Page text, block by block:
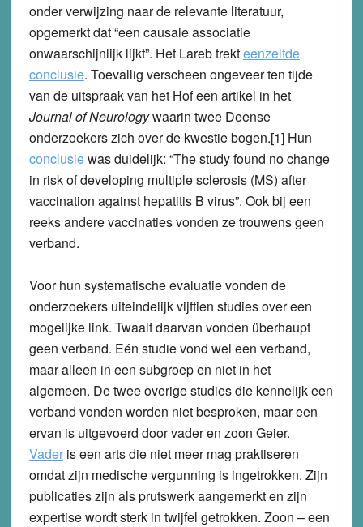
onder verwijzing naar de relevante literatuur,
opgemerkt dat “een causale associatie
onwaarschijnlijk lijkt”. Het Lareb trekteenzelfde
conclusie. Toevallig verscheen ongeveer ten tijde
van de uitspraak van het Hof een artikel in het
Journal of Neurologywaarin twee Deense
onderzoekers zich over de kwestie bogen.[1] Hun
conclusiewas duidelijk: “The study found no change
in risk of developing multiple sclerosis (MS) after
vaccination against hepatitis B virus”. Ook bij een
reeks andere vaccinaties vonden ze trouwens geen
verband.
Voor hun systematische evaluatie vonden de
onderzoekers uiteindelijk vijftien studies over een
mogelijke link. Twaalf daarvan vonden überhaupt
geen verband. Eén studie vond wel een verband,
maar alleen in een subgroep en niet in het
algemeen. De twee overige studies die kennelijk een
verband vonden worden niet besproken, maar een
ervan is uitgevoerd door vader en zoon Geier.
Vaderis een arts die niet meer mag praktiseren
omdat zijn medische vergunning is ingetrokken. Zijn
publicaties zijn als prutswerk aangemerkt en zijn
expertise wordt sterk in twijfel getrokken. Zoon – een